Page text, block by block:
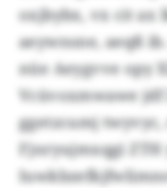
oxjbybx, vx cit ax
aeywnsne, aeqß
nüe Aeygvve opy
Vcüvoxmwawe
ggetzcumj
Fjnryujmxqgi ZTH